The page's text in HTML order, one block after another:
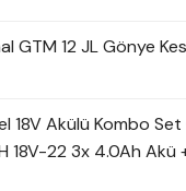
GTM 12 JL Gönye
18V Akülü Kombo Set
18V-22 3x 4.0Ah Akü